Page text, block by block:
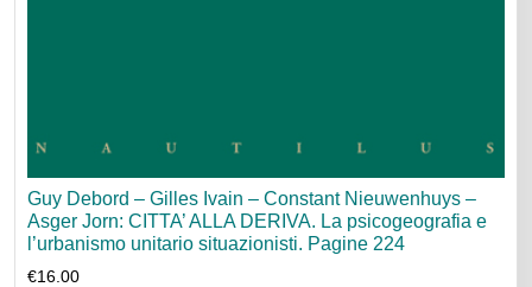
Guy Debord – Gilles Ivain – Constant Nieuwenhuys –
Asger Jorn: CITTA’ ALLA DERIVA. La psicogeografia e
l’urbanismo unitario situazionisti. Pagine 224
€16.00